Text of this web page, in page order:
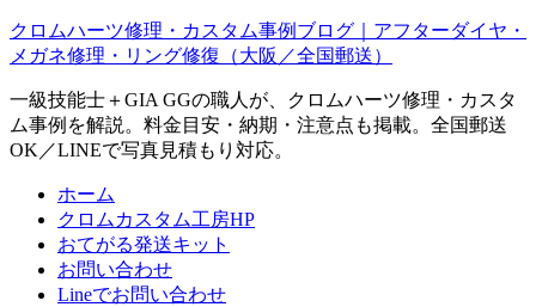
クロムハーツ修理・カスタム事例ブログ｜アフターダイヤ・
メガネ修理・リング修復（大阪／全国郵送）
一級技能士＋GIA GGの職人が、クロムハーツ修理・カスタ
ム事例を解説。料金目安・納期・注意点も掲載。全国郵送
OK／LINEで写真見積もり対応。
ホーム
クロムカスタム工房HP
おてがる発送キット
お問い合わせ
Lineでお問い合わせ